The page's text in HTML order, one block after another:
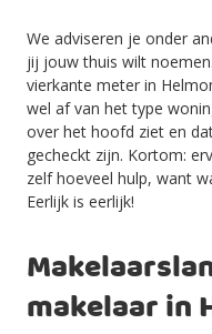
We adviseren je onder
jij jouw thuis wilt
vierkante meter in
wel af van het type
over het hoofd ziet en
gecheckt zijn. Kortom:
zelf hoeveel hulp, want
Eerlijk is eerlijk!
makelaar in